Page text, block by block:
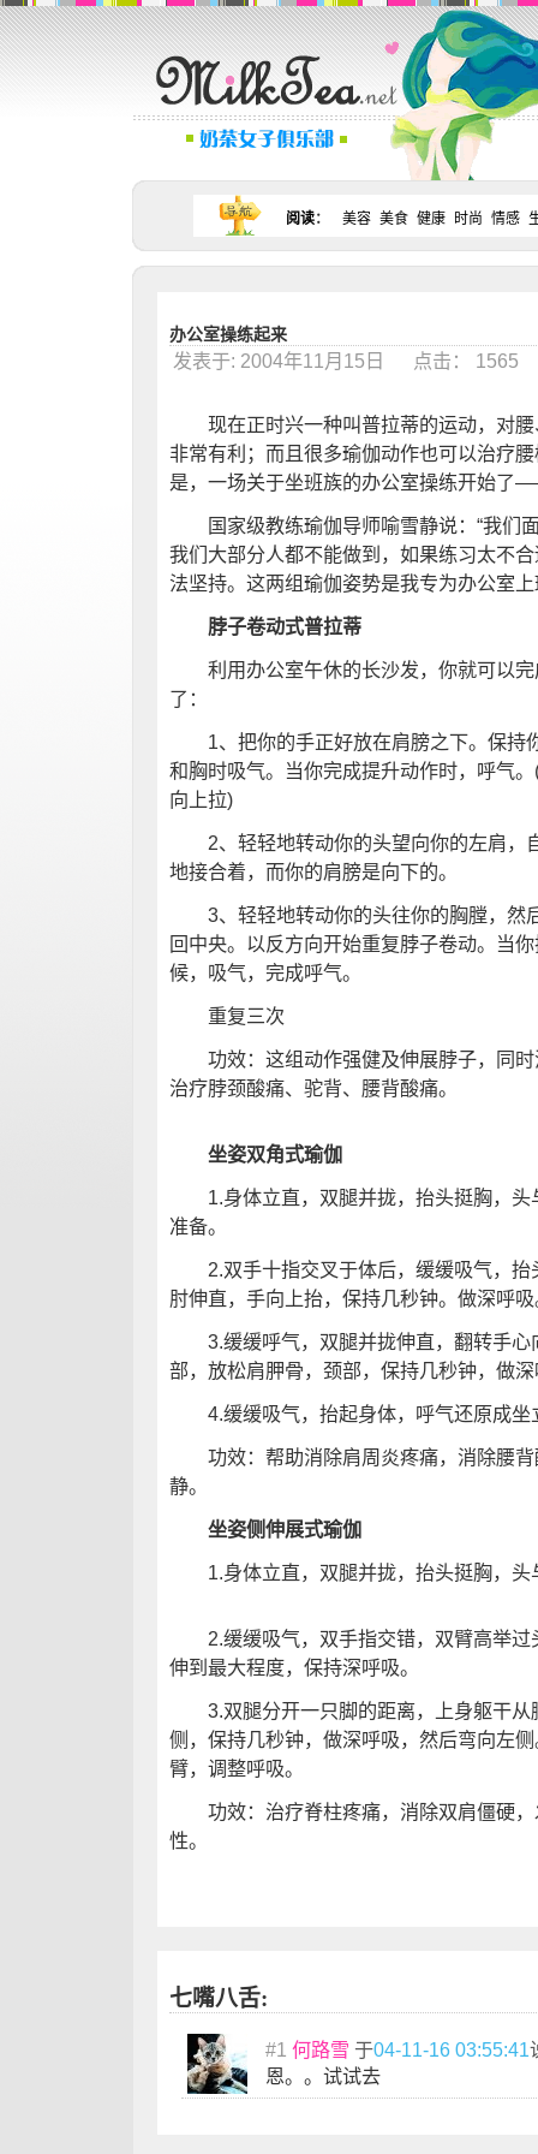
阅读： 美容 美食 健康 时尚 情感
办公室操练起来
发表于: 2004年11月15日 点击： 1565
现在正时兴一种叫普拉蒂的运动，对腰
非常有利；而且很多瑜伽动作也可以治疗
是，一场关于坐班族的办公室操练开始
国家级教练瑜伽导师喻雪静说：“我们
我们大部分人都不能做到，如果练习太不
法坚持。这两组瑜伽姿势是我专为办公室
脖子卷动式普拉蒂
利用办公室午休的长沙发，你就可以完
了：
1、把你的手正好放在肩膀之下。保持
和胸时吸气。当你完成提升动作时，呼气
向上拉)
2、轻轻地转动你的头望向你的左肩，
地接合着，而你的肩膀是向下的。
3、轻轻地转动你的头往你的胸膛，然
回中央。以反方向开始重复脖子卷动。当
候，吸气，完成呼气。
重复三次
功效：这组动作强健及伸展脖子，同时
治疗脖颈酸痛、驼背、腰背酸痛。
坐姿双角式瑜伽
1.身体立直，双腿并拢，抬头挺胸，头
准备。
2.双手十指交叉于体后，缓缓吸气，抬
肘伸直，手向上抬，保持几秒钟。做深
3.缓缓呼气，双腿并拢伸直，翻转手心
部，放松肩胛骨，颈部，保持几秒钟，
4.缓缓吸气，抬起身体，呼气还原成
功效：帮助消除肩周炎疼痛，消除腰背
静。
坐姿侧伸展式瑜伽
1.身体立直，双腿并拢，抬头挺胸，头
2.缓缓吸气，双手指交错，双臂高举过
伸到最大程度，保持深呼吸。
3.双腿分开一只脚的距离，上身躯干从
侧，保持几秒钟，做深呼吸，然后弯向左
臂，调整呼吸。
功效：治疗脊柱疼痛，消除双肩僵硬，
性。
七嘴八舌:
#1 何路雪 于04-11-16 03:55:41
恩。。试试去